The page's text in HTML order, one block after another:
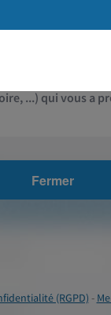
...) qui vous a
Fermer
(RGPD) -